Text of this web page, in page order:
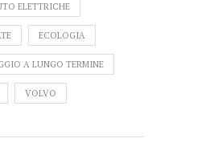
ELETTRICHE
ECOLOGIA
A LUNGO TERMINE
VOLVO